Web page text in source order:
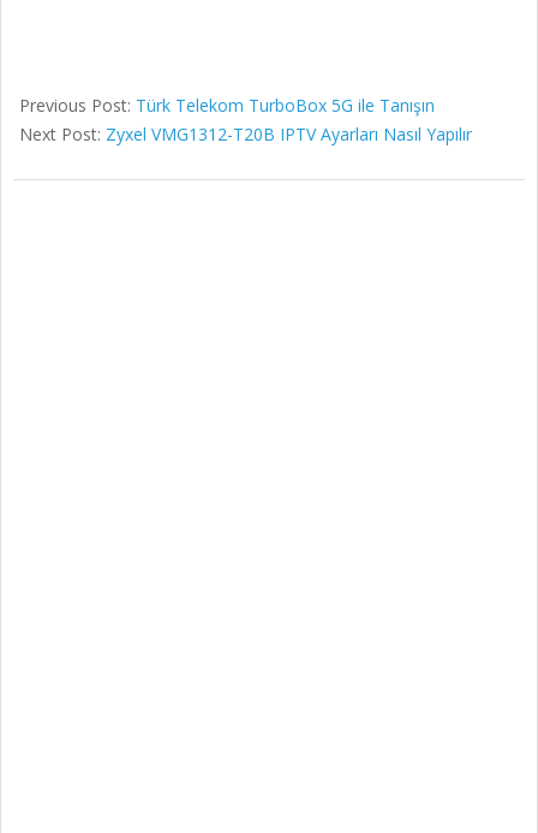
Previous Post: Türk Telekom TurboBox 5G ile Tanışın
Next Post: Zyxel VMG1312-T20B IPTV Ayarları Nasıl Yapılır